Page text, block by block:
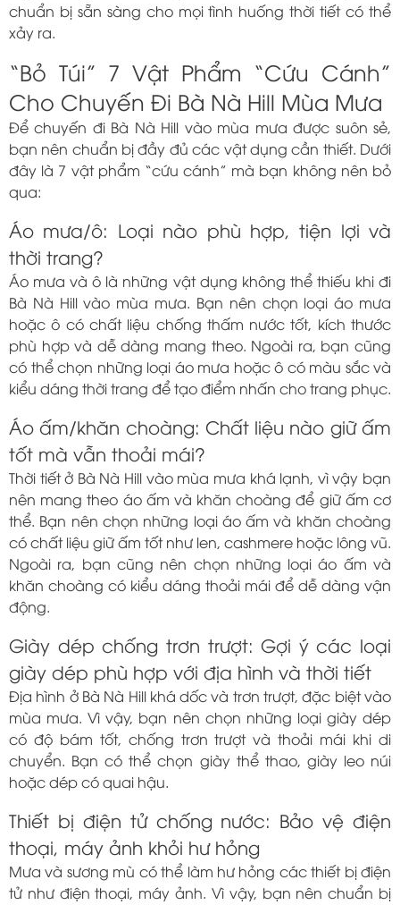
chuẩn bị sẵn sàng cho mọi tình huống thời tiết có thể
xảy ra.
“Bỏ Túi” 7 Vật Phẩm “Cứu Cánh”
Cho Chuyến Đi Bà Nà Hill Mùa Mưa
Để chuyến đi Bà Nà Hill vào mùa mưa được suôn sẻ,
bạn nên chuẩn bị đầy đủ các vật dụng cần thiết. Dưới
đây là 7 vật phẩm “cứu cánh” mà bạn không nên bỏ
qua:
Áo mưa/ô: Loại nào phù hợp, tiện lợi và
thời trang?
Áo mưa và ô là những vật dụng không thể thiếu khi đi
Bà Nà Hill vào mùa mưa. Bạn nên chọn loại áo mưa
hoặc ô có chất liệu chống thấm nước tốt, kích thước
phù hợp và dễ dàng mang theo. Ngoài ra, bạn cũng
có thể chọn những loại áo mưa hoặc ô có màu sắc và
kiểu dáng thời trang để tạo điểm nhấn cho trang phục.
Áo ấm/khăn choàng: Chất liệu nào giữ ấm
tốt mà vẫn thoải mái?
Thời tiết ở Bà Nà Hill vào mùa mưa khá lạnh, vì vậy bạn
nên mang theo áo ấm và khăn choàng để giữ ấm cơ
thể. Bạn nên chọn những loại áo ấm và khăn choàng
có chất liệu giữ ấm tốt như len, cashmere hoặc lông vũ.
Ngoài ra, bạn cũng nên chọn những loại áo ấm và
khăn choàng có kiểu dáng thoải mái để dễ dàng vận
động.
Giày dép chống trơn trượt: Gợi ý các loại
giày dép phù hợp với địa hình và thời tiết
Địa hình ở Bà Nà Hill khá dốc và trơn trượt, đặc biệt vào
mùa mưa. Vì vậy, bạn nên chọn những loại giày dép
có độ bám tốt, chống trơn trượt và thoải mái khi di
chuyển. Bạn có thể chọn giày thể thao, giày leo núi
hoặc dép có quai hậu.
Thiết bị điện tử chống nước: Bảo vệ điện
thoại, máy ảnh khỏi hư hỏng
Mưa và sương mù có thể làm hư hỏng các thiết bị điện
tử như điện thoại, máy ảnh. Vì vậy, bạn nên chuẩn bị